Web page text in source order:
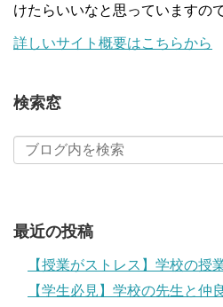
けたらいいなと思っていますの
詳しいサイト概要はこちらから
検索窓
最近の投稿
【授業がストレス】学校の授
【学生必見】学校の先生と仲